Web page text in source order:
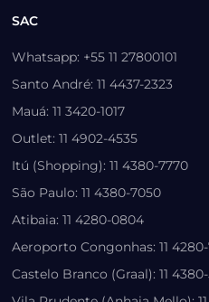
SAC
Whatsapp: +55 11 27800101
Santo André: 11 4437-2323
Mauá: 11 3420-1017
Outlet: 11 4902-4535
Itú (Shopping): 11 4380-7770
São Paulo: 11 4380-7050
Atibaia: 11 4280-0804
Aeroporto Congonhas: 11
Castelo Branco (Graal): 11